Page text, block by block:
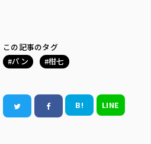
この記事のタグ
パン
柑七
B! LINE